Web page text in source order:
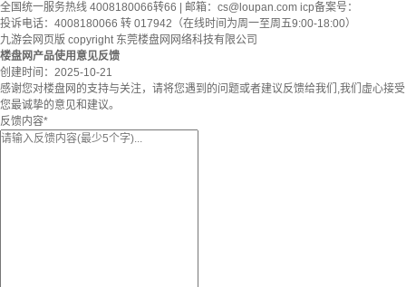
全国统一服务热线 4008180066转66 | 邮箱： cs@loupan.com icp备案号：
投诉电话：4008180066 转 017942（在线时间为周一至周五9:00-18:00）
九游会网页版 copyright 东莞楼盘网网络科技有限公司
楼盘网产品使用意见反馈
创建时间： 2025-10-21
感谢您对楼盘网的支持与关注，请将您遇到的问题或者建议反馈给我们,我们虚心接受
您最诚挚的意见和建议。
反馈内容*